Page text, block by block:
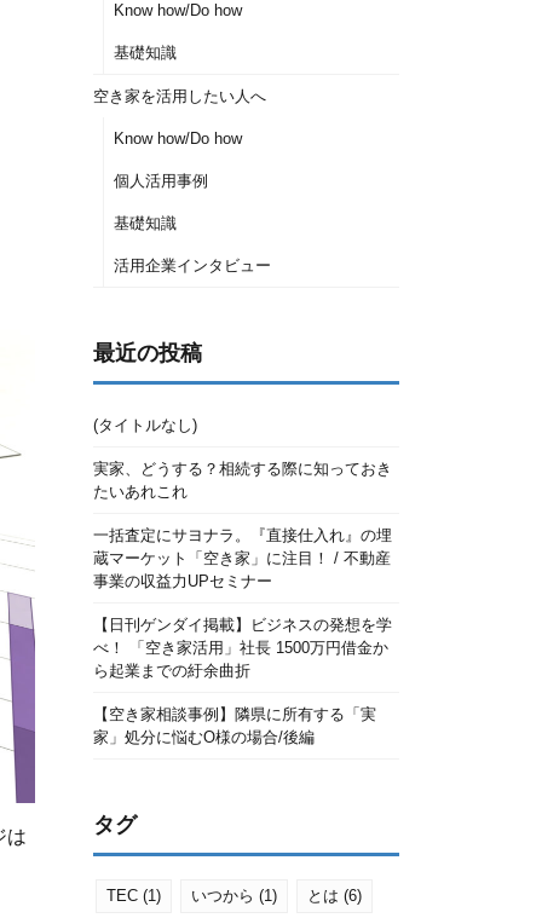
は
Know how/Do how
基礎知識
空き家を活用したい人へ
Know how/Do how
個人活用事例
基礎知識
活用企業インタビュー
最近の投稿
(タイトルなし)
実家、どうする？相続する際に知っておき
たいあれこれ
一括査定にサヨナラ。『直接仕入れ』の埋
蔵マーケット「空き家」に注目！ / 不動産
事業の収益力UPセミナー
【日刊ゲンダイ掲載】ビジネスの発想を学
べ！ 「空き家活用」社長 1500万円借金か
ら起業までの紆余曲折
【空き家相談事例】隣県に所有する「実
家」処分に悩むO様の場合/後編
タグ
TEC(1) いつから (1) とは (6)